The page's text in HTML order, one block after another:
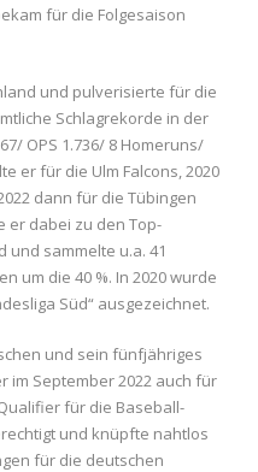
für die Folgesaison
und pulverisierte für die
Schlagrekorde in der
OPS 1.736/ 8 Homeruns/
er für die Ulm Falcons, 2020
dann für die Tübingen
er dabei zu den Top-
und sammelte u.a. 41
um die 40 %. In 2020 wurde
Süd“ ausgezeichnet.
und sein fünfjähriges
im September 2022 auch für
für die Baseball-
und knüpfte nahtlos
für die deutschen